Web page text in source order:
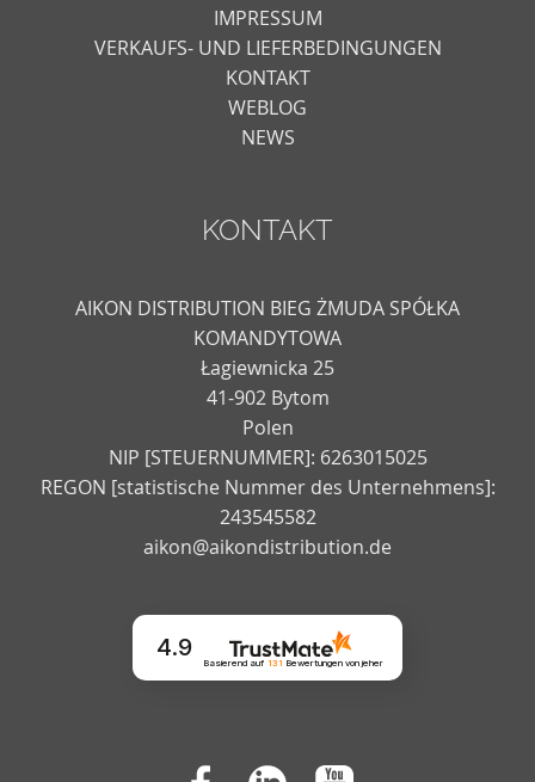
IMPRESSUM
VERKAUFS- UND LIEFERBEDINGUNGEN
KONTAKT
WEBLOG
NEWS
KONTAKT
AIKON DISTRIBUTION BIEG ŻMUDA SPÓŁKA
KOMANDYTOWA
Łagiewnicka 25
41-902 Bytom
Polen
NIP [STEUERNUMMER]: 6263015025
REGON [statistische Nummer des Unternehmens]:
243545582
aikon@aikondistribution.de
4.9
Basierend auf 131 Bewertungenvon jeher